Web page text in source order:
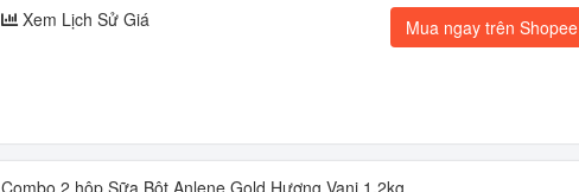
Xem Lịch Sử Giá Mua ngay trên Shopee
Combo 2 hộp Sữa Bột Anlene Gold Hương Vani 1.2kg